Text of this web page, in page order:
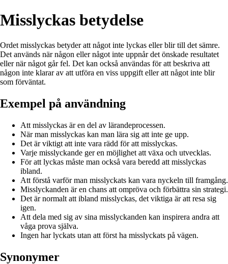
Misslyckas betydelse
Ordet misslyckas betyder att något inte lyckas eller blir till det sämre.
Det används när någon eller något inte uppnår det önskade resultatet
eller när något går fel. Det kan också användas för att beskriva att
någon inte klarar av att utföra en viss uppgift eller att något inte blir
som förväntat.
Exempel på användning
Att misslyckas är en del av lärandeprocessen.
När man misslyckas kan man lära sig att inte ge upp.
Det är viktigt att inte vara rädd för att misslyckas.
Varje misslyckande ger en möjlighet att växa och utvecklas.
För att lyckas måste man också vara beredd att misslyckas
ibland.
Att förstå varför man misslyckats kan vara nyckeln till framgång.
Misslyckanden är en chans att ompröva och förbättra sin strategi.
Det är normalt att ibland misslyckas, det viktiga är att resa sig
igen.
Att dela med sig av sina misslyckanden kan inspirera andra att
våga prova själva.
Ingen har lyckats utan att först ha misslyckats på vägen.
Synonymer